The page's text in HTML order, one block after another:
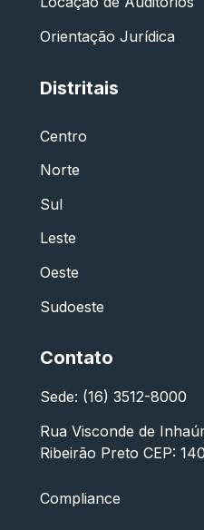
Orientação Jurídica
Distritais
Centro
Norte
Sul
Leste
Oeste
Sudoeste
Contato
Sede: (16) 3512-8000
Rua Visconde de
Ribeirão Preto CEP:
Compliance